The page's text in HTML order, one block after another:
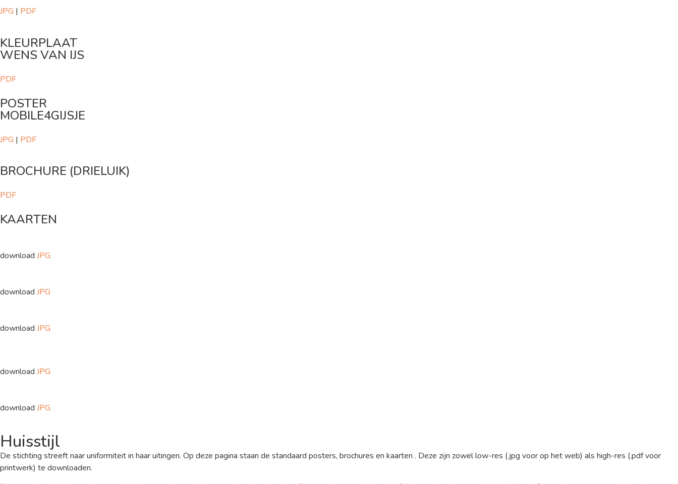
JPG | PDF
KLEURPLAAT
WENS VAN IJS
PDF
POSTER
MOBILE4GIJSJE
JPG | PDF
BROCHURE (DRIELUIK)
PDF
KAARTEN
download JPG
download JPG
download JPG
download JPG
download JPG
Huisstijl
De stichting streeft naar uniformiteit in haar uitingen. Op deze pagina staan de standaard posters, brochures en kaarten . Deze zijn zowel low-res (.jpg voor op het web) als high-res (.pdf voor
printwerk) te downloaden.